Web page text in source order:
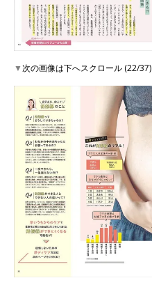
▼次の画像は下へスクロール (22/37)